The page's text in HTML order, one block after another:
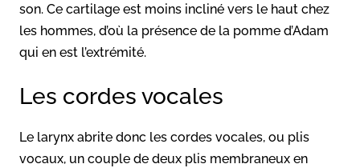
son. Ce cartilage est moins incliné vers le haut chez
les hommes, d’où la présence de la pomme d’Adam
qui en est l’extrémité.
Les cordes vocales
Le larynx abrite donc les cordes vocales, ou plis
vocaux, un couple de deux plis membraneux en